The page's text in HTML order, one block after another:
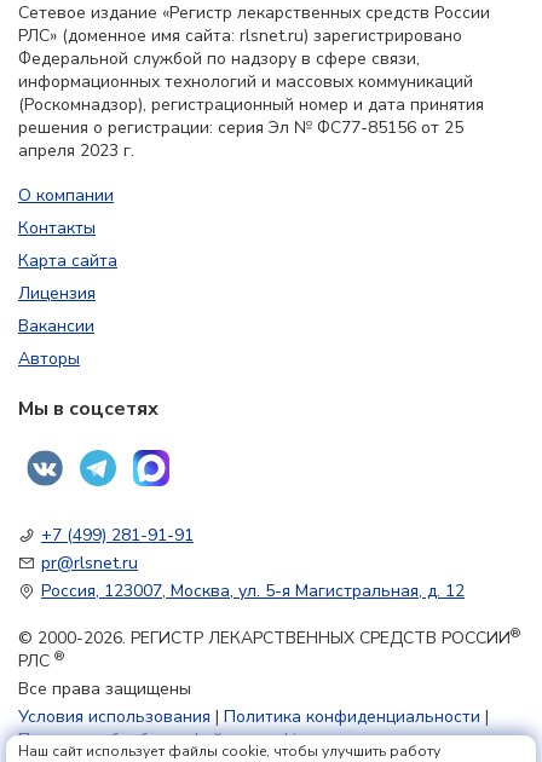
Сетевое издание «Регистр лекарственных средств России
РЛС» (доменное имя сайта: rlsnet.ru) зарегистрировано
Федеральной службой по надзору в сфере связи,
информационных технологий и массовых коммуникаций
(Роскомнадзор), регистрационный номер и дата принятия
решения о регистрации: серия Эл № ФС77-85156 от 25
апреля 2023 г.
О компании
Контакты
Карта сайта
Лицензия
Вакансии
Авторы
Мы в соцсетях
+7 (499) 281-91-91
pr@rlsnet.ru
Россия, 123007, Москва, ул. 5-я Магистральная, д. 12
© 2000-2026. РЕГИСТР ЛЕКАРСТВЕННЫХ СРЕДСТВ РОССИИ®
РЛС ®
Все права защищены
Условия использования | Политика конфиденциальности |
Политика обработки файлов cookie
Наш сайт использует файлы cookie, чтобы улучшить работу